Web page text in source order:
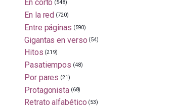
En corto (548)
En la red (720)
Entre páginas (590)
Gigantas en verso (54)
Hitos (219)
Pasatiempos (48)
Por pares (21)
Protagonista (68)
Retrato alfabético (53)